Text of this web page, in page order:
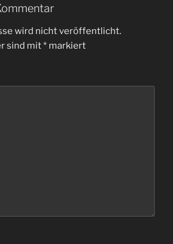
wird nicht veröffentlicht.
sind mit* markiert